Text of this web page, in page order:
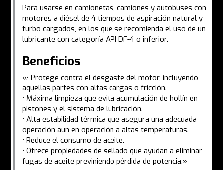
Para usarse en camionetas, camiones y autobuses con
motores a diésel de 4 tiempos de aspiración natural y
turbo cargados, en los que se recomienda el uso de un
lubricante con categoría API DF-4 o inferior.
Beneficios
«• Protege contra el desgaste del motor, incluyendo
aquellas partes con altas cargas o fricción.
• Máxima limpieza que evita acumulación de hollín en
pistones y el sistema de lubricación.
• Alta estabilidad térmica que asegura una adecuada
operación aun en operación a altas temperaturas.
• Reduce el consumo de aceite.
• Ofrece propiedades de sellado que ayudan a eliminar
fugas de aceite previniendo pérdida de potencia.»